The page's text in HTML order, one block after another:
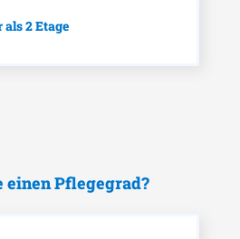
als 2 Etage
einen Pflegegrad?